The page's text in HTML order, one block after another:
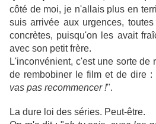
côté de moi, je n'allais plus en
suis arrivée aux urgences,
concrètes, puisqu'on les avait
avec son petit frère.
L'inconvénient, c'est une sorte de
de rembobiner le film et de dire :
vas pas recommencer !".
La dure loi des séries. Peut-être.